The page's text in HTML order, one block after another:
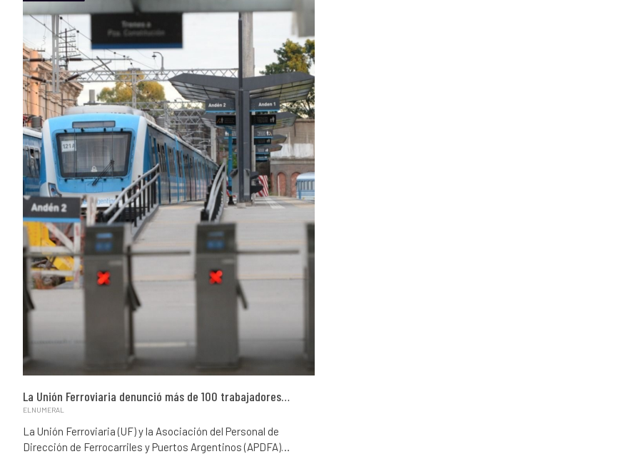
La Unión Ferroviaria denunció más de 100 trabajadores…
ELNUMERAL
La Unión Ferroviaria (UF) y la Asociación del Personal de
Dirección de Ferrocarriles y Puertos Argentinos (APDFA)…